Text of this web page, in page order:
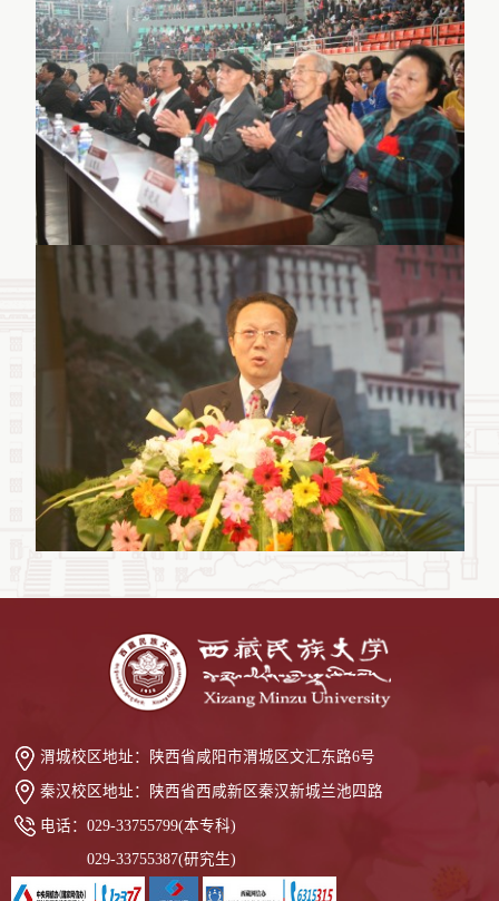
渭城校区地址： 陕西省咸阳市渭城区文汇东路6号
秦汉校区地址： 陕西省西咸新区秦汉新城兰池四路
电话： 029-33755799(本专科)
029-33755387(研究生)